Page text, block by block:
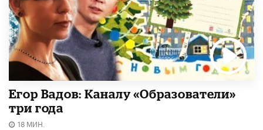
Егор Вадов: Каналу «Образователи»
три года
18 МИН.